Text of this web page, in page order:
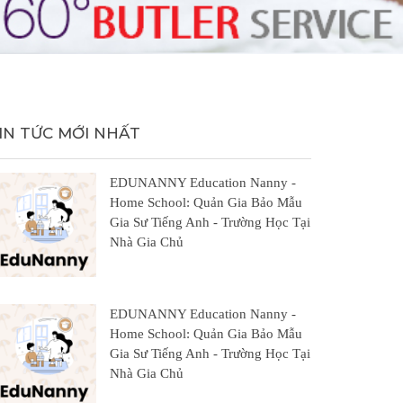
TỨC MỚI NHẤT
EDUNANNY Education Nanny -
Home School: Quản Gia Bảo Mẫu
Gia Sư Tiếng Anh - Trường Học Tại
Nhà Gia Chủ
EDUNANNY Education Nanny -
Home School: Quản Gia Bảo Mẫu
Gia Sư Tiếng Anh - Trường Học Tại
Nhà Gia Chủ